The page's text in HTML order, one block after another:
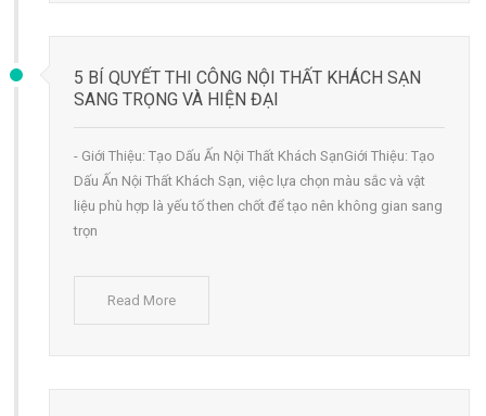
5 BÍ QUYẾT THI CÔNG NỘI THẤT KHÁCH SẠN
SANG TRỌNG VÀ HIỆN ĐẠI
- Giới Thiệu: Tạo Dấu Ấn Nội Thất Khách SạnGiới Thiệu: Tạo
Dấu Ấn Nội Thất Khách Sạn, việc lựa chọn màu sắc và vật
liệu phù hợp là yếu tố then chốt để tạo nên không gian sang
trọn
Read More